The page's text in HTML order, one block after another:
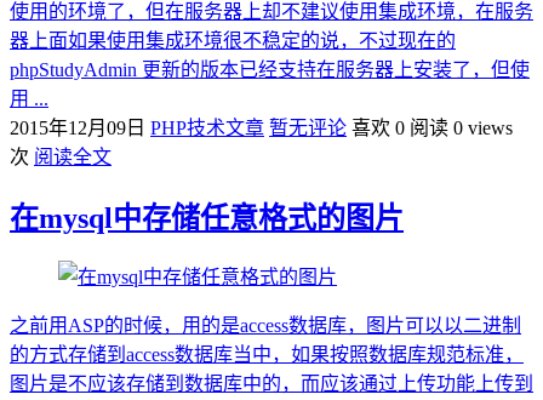
使用的环境了，但在服务器上却不建议使用集成环境，在服务
器上面如果使用集成环境很不稳定的说，不过现在的
phpStudyAdmin 更新的版本已经支持在服务器上安装了，但使
用 ...
2015年12月09日 PHP技术文章 暂无评论 喜欢 0 阅读 0 views
次 阅读全文
在mysql中存储任意格式的图片
之前用ASP的时候，用的是access数据库，图片可以以二进制
的方式存储到access数据库当中，如果按照数据库规范标准，
图片是不应该存储到数据库中的，而应该通过上传功能上传到